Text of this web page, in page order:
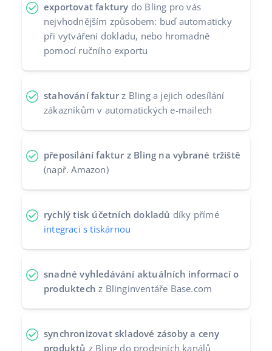
exportovat faktury do Bling pro vás
nejvhodnějším způsobem: buď automaticky
při vytváření dokladu, nebo hromadně
pomocí ručního exportu
stahování faktur z Bling a jejich odesílání
zákazníkům v automatických e-mailech
přeposílání faktur z Bling na vybrané tržiště
(např. Amazon)
rychlý tisk účetních dokladů díky přímé
integraci s tiskárnou
snadné vyhledávání aktuálních informací o
produktechz Blinginventáře Base.com
synchronizovat skladové zásoby a ceny
produktů z Bling do prodejních kanálů